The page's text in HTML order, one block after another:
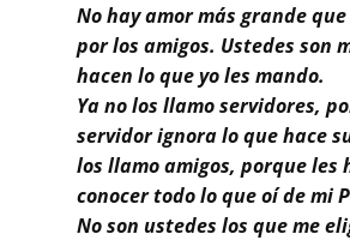
No hay amor más grande
por los amigos. Ustedes son
hacen lo que yo les mando.
Ya no los llamo servidores,
servidor ignora lo que hace
los llamo amigos, porque les
conocer todo lo que oí de mi
No son ustedes los que me